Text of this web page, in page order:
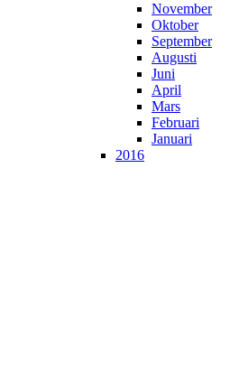
November
Oktober
September
Augusti
Juni
April
Mars
Februari
Januari
2016